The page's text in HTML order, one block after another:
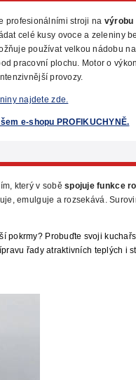
profesionálními stroji na výrobu
celé kusy ovoce a zeleniny
používat velkou nádobu
pracovní plochu. Motor o
provozy.
najdete zde.
e-shopu PROFIKUCHYNĚ.
který v soběspojuje funkce
emulguje a rozsekává.
pokrmy? Probuďte svoji
řadyatraktivních teplých i